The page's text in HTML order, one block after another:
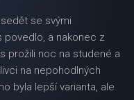
se svými
povedlo, a nakonec z
prožili noc na studené a
na nepohodlných
byla lepší varianta, ale